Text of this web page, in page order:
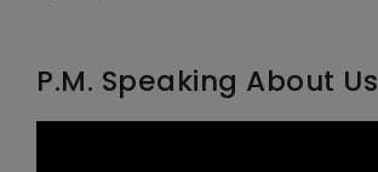
P.M. Speaking About Us